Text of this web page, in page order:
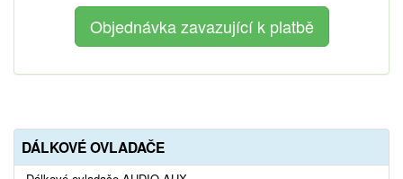
DÁLKOVÉ OVLADAČE